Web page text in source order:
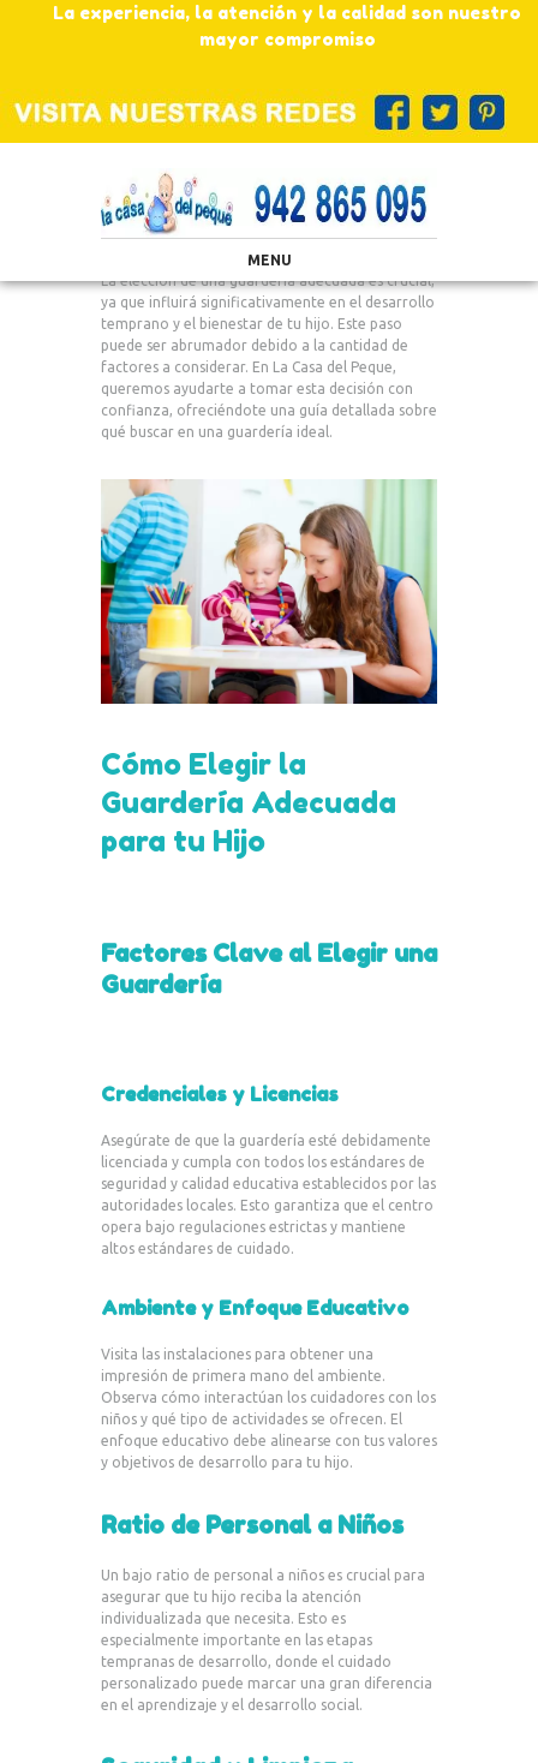
La experiencia, la atención y la calidad son nuestro
mayor compromiso
MENU
La elección de una guardería adecuada es crucial,
ya que influirá significativamente en el desarrollo
temprano y el bienestar de tu hijo. Este paso
puede ser abrumador debido a la cantidad de
factores a considerar. En La Casa del Peque,
queremos ayudarte a tomar esta decisión con
confianza, ofreciéndote una guía detallada sobre
qué buscar en una guardería ideal.
Cómo Elegir la
Guardería Adecuada
para tu Hijo
Factores Clave al Elegir una
Guardería
Credenciales y Licencias
Asegúrate de que la guardería esté debidamente
licenciada y cumpla con todos los estándares de
seguridad y calidad educativa establecidos por las
autoridades locales. Esto garantiza que el centro
opera bajo regulaciones estrictas y mantiene
altos estándares de cuidado.
Ambiente y Enfoque Educativo
Visita las instalaciones para obtener una
impresión de primera mano del ambiente.
Observa cómo interactúan los cuidadores con los
niños y qué tipo de actividades se ofrecen. El
enfoque educativo debe alinearse con tus valores
y objetivos de desarrollo para tu hijo.
Ratio de Personal a Niños
Un bajo ratio de personal a niños es crucial para
asegurar que tu hijo reciba la atención
individualizada que necesita. Esto es
especialmente importante en las etapas
tempranas de desarrollo, donde el cuidado
personalizado puede marcar una gran diferencia
en el aprendizaje y el desarrollo social.